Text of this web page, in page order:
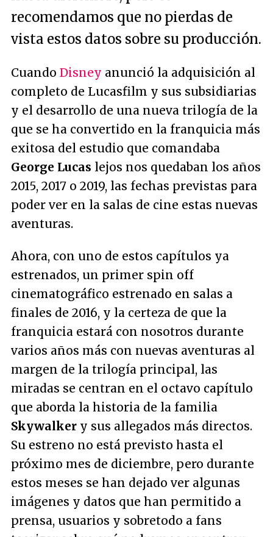
recomendamos que no pierdas de
vista estos datos sobre su producción.
Cuando Disney anunció la adquisición al
completo de Lucasfilm y sus subsidiarias
y el desarrollo de una nueva trilogía de la
que se ha convertido en la franquicia más
exitosa del estudio que comandaba
George Lucas lejos nos quedaban los años
2015, 2017 o 2019, las fechas previstas para
poder ver en la salas de cine estas nuevas
aventuras.
Ahora, con uno de estos capítulos ya
estrenados, un primer spin off
cinematográfico estrenado en salas a
finales de 2016, y la certeza de que la
franquicia estará con nosotros durante
varios años más con nuevas aventuras al
margen de la trilogía principal, las
miradas se centran en el octavo capítulo
que aborda la historia de la familia
Skywalker y sus allegados más directos.
Su estreno no está previsto hasta el
próximo mes de diciembre, pero durante
estos meses se han dejado ver algunas
imágenes y datos que han permitido a
prensa, usuarios y sobretodo a fans